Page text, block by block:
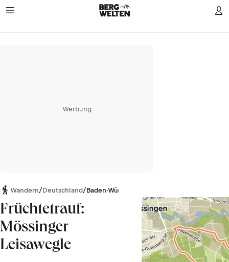
Werbung
Wandern/Deutschland/Baden-Württemberg
Früchtetrauf:
Mössinger
Leisawegle